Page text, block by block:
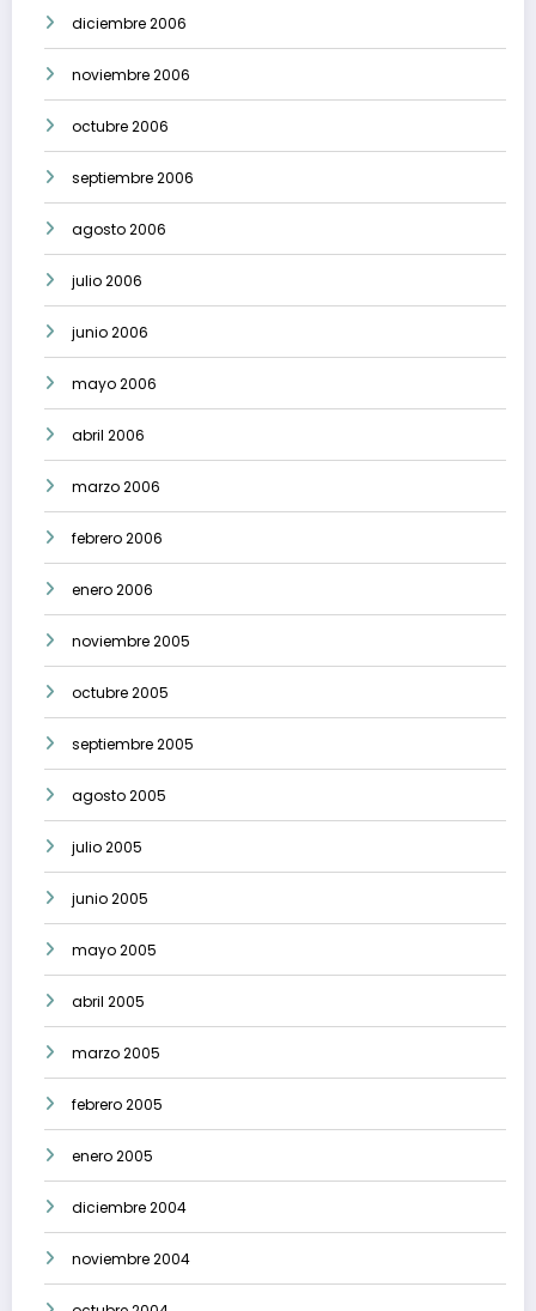
diciembre 2006
noviembre 2006
octubre 2006
septiembre 2006
agosto 2006
julio 2006
junio 2006
mayo 2006
abril 2006
marzo 2006
febrero 2006
enero 2006
noviembre 2005
octubre 2005
septiembre 2005
agosto 2005
julio 2005
junio 2005
mayo 2005
abril 2005
marzo 2005
febrero 2005
enero 2005
diciembre 2004
noviembre 2004